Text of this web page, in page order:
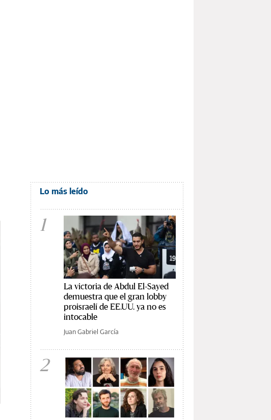
Lo más leído
1
La victoria de Abdul El-Sayed
demuestra que el gran lobby
proisraelí de EE.UU. ya no es
intocable
Juan Gabriel García
2